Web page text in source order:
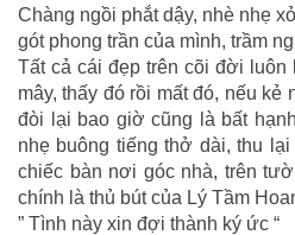
Chàng ngồi phắt dậy, nhè nhẹ
gót phong trần của mình, trầm
Tất cả cái đẹp trên cõi đời luôn
mây, thấy đó rồi mất đó, nếu kẻ
đòi lại bao giờ cũng là bất
nhẹ buông tiếng thở dài, thu
chiếc bàn nơi góc nhà, trên
chính là thủ bút của Lý Tầm
” Tình này xin đợi thành ký ức “